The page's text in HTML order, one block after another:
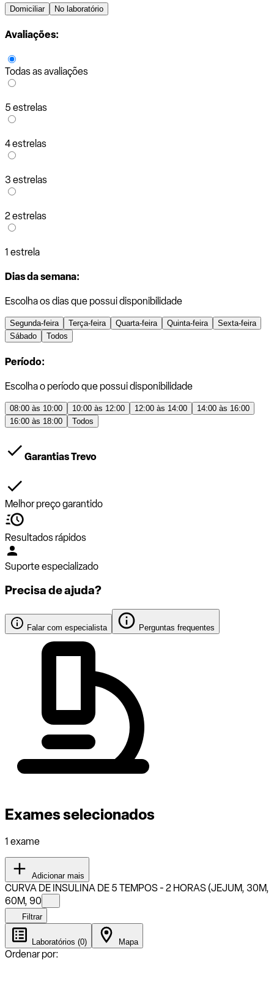
Domiciliar No laboratório
Avaliações:
Todas as avaliações
5 estrelas
4 estrelas
3 estrelas
2 estrelas
1 estrela
Dias da semana:
Escolha os dias que possui disponibilidade
Segunda-feira Terça-feira Quarta-feira Quinta-feira
Sexta-feira
Sábado
Todos
Período:
Escolha o período que possui disponibilidade
08:00 às 10:00 10:00 às 12:00 12:00 às 14:00
14:00 às 16:00
16:00 às 18:00
Todos
Garantias Trevo
Melhor preço garantido
Resultados rápidos
Suporte especializado
Precisa de ajuda?
Falar com especialista Perguntas frequentes
Exames selecionados
1 exame
Adicionar mais
CURVA DE INSULINA DE 5 TEMPOS - 2 HORAS (JEJUM, 30M,
60M, 90
Filtrar
Laboratórios (0) Mapa
Ordenar por: